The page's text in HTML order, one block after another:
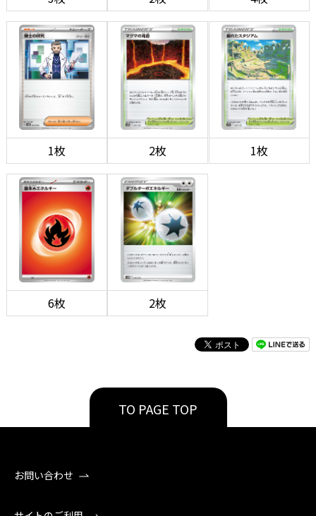
1枚 2枚 1枚
6枚 2枚
TO PAGE TOP
お問い合わせ